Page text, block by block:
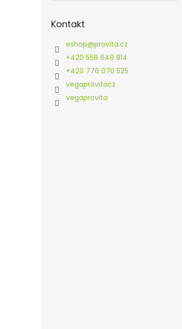
Kontakt
eshop@provita.cz
+420 558 649 814
+420 776 070 525
vegaprovitacz
vegaprovita